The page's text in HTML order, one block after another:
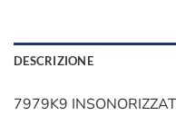
DESCRIZIONE
7979K9